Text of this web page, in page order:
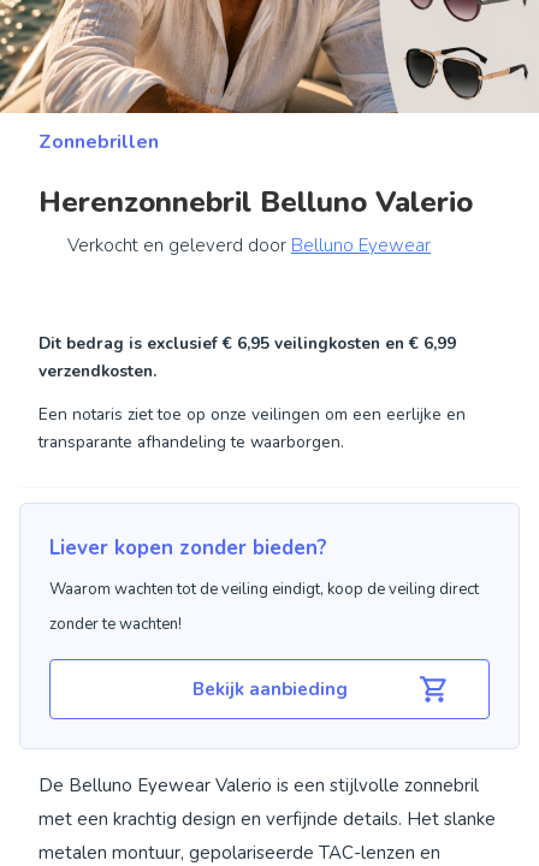
Zonnebrillen
Herenzonnebril Belluno Valerio
Verkocht en geleverd door Belluno Eyewear
Dit bedrag is exclusief€ 6,95 veilingkosten en€ 6,99
verzendkosten.
Een notaris ziet toe op onze veilingen om een eerlijke en
transparante afhandeling te waarborgen.
Liever kopen zonder bieden?
Waarom wachten tot de veiling eindigt, koop de veiling direct
zonder te wachten!
Bekijk aanbieding
De Belluno Eyewear Valerio is een stijlvolle zonnebril
met een krachtig design en verfijnde details. Het slanke
metalen montuur, gepolariseerde TAC-lenzen en